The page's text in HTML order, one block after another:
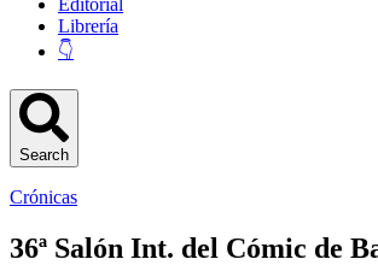
Editorial
Librería
👇
Search
Crónicas
36ª Salón Int. del Cómic de